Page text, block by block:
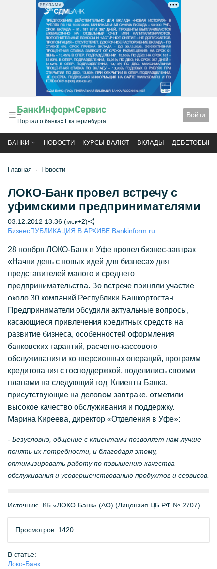
РЕКЛАМА
Портал о банках Екатеринбурга
Войти
БАНКИ НОВОСТИ КУРСЫ ВАЛЮТ ВКЛАДЫ ДЕБЕТОВЫЕ
Главная Новости
ЛОКО-Банк провел встречу с
уфимскими предпринимателями
03.12.2012 13:36 (мск+2)
БизнесПУБЛИКАЦИЯ В АРХИВЕ Bankinform.ru
28 ноября ЛОКО-Банк в Уфе провел бизнес-завтрак
«Начни день с новых идей для бизнеса» для
представителей малого и среднего
предпринимательства. Во встрече приняли участие
около 30 компаний Республики Башкортостан.
Предприниматели обсудили актуальные вопросы,
касающиеся привлечения кредитных средств на
развитие бизнеса, особенностей оформления
банковских гарантий, расчетно-кассового
обслуживания и конверсионных операций, программ
кредитования с господдержкой, поделились своими
планами на следующий год. Клиенты Банка,
присутствующие на деловом завтраке, отметили
высокое качество обслуживания и поддержку.
Марина Киреева, директор «Отделения в Уфе»:
- Безусловно, общение с клиентами позволяет нам лучше
понять их потребности, и благодаря этому,
оптимизировать работу по повышению качества
обслуживания и усовершенствованию продуктов и сервисов.
Источник: КБ «ЛОКО-Банк» (АО) (Лицензия ЦБ РФ № 2707)
Просмотров: 1420
В статье:
Локо-Банк